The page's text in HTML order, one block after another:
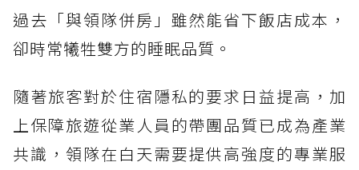
過去「與領隊併房」雖然能省下飯店成本，
卻時常犧牲雙方的睡眠品質。
隨著旅客對於住宿隱私的要求日益提高，加
上保障旅遊從業人員的帶團品質已成為產業
共識，領隊在白天需要提供高強度的專業服